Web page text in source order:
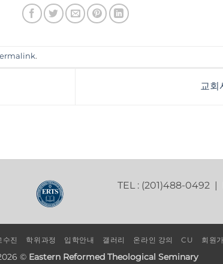
.
교회
TEL : (201)488-0492
수진 학위과정 입학안내 갤러리 온라인 강의 CU 회원
© Eastern Reformed Theological Seminary